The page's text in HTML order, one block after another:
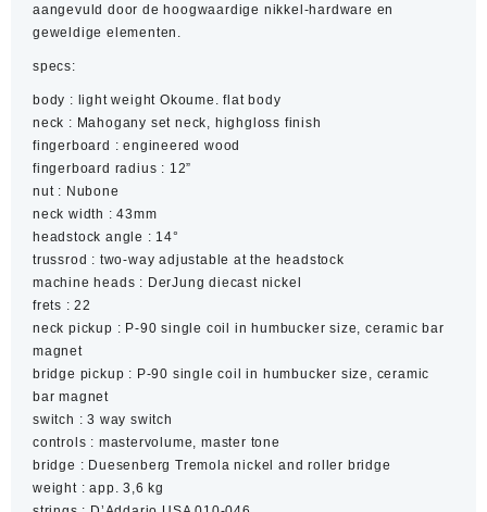
aangevuld door de hoogwaardige nikkel-hardware en
geweldige elementen.
specs:
body : light weight Okoume. flat body
neck : Mahogany set neck, highgloss finish
fingerboard : engineered wood
fingerboard radius : 12”
nut : Nubone
neck width : 43mm
headstock angle : 14°
trussrod : two-way adjustable at the headstock
machine heads : DerJung diecast nickel
frets : 22
neck pickup : P-90 single coil in humbucker size, ceramic bar
magnet
bridge pickup : P-90 single coil in humbucker size, ceramic
bar magnet
switch : 3 way switch
controls : mastervolume, master tone
bridge : Duesenberg Tremola nickel and roller bridge
weight : app. 3,6 kg